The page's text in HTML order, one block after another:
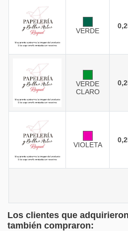
VERDE
VERDE
CLARO
VIOLETA
Los clientes que
también compraron: